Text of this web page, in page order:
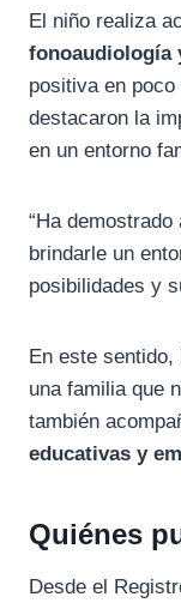
El niño realiza
fonoaudiología
positiva en
destacaron la
en un entorno
“Ha
brindarle un
posibilidades y
En este
una familia que
también
educativas y
Quiénes
Desde el